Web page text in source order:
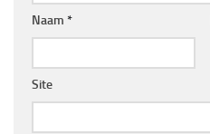
Naam *
Site